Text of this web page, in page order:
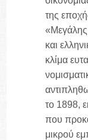
της
και
κλίμα
το 1898,
που
μικρού